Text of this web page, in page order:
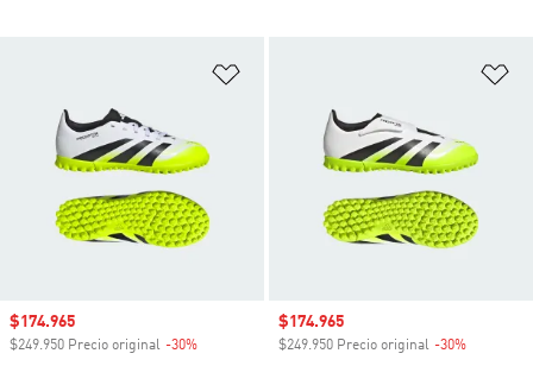
Precio de venta
$174.965
$249.950 Precio original -30%
Precio de venta
$174.965
$249.950 Precio original -30%